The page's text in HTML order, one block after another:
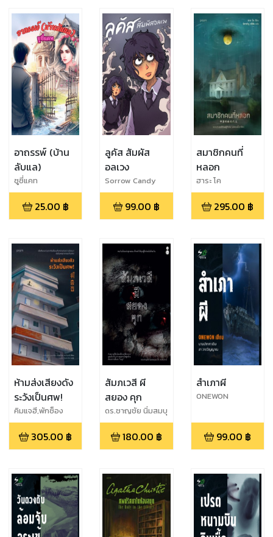
อาถรรพ์ (บ้าน
ลับแล)
ซูซี่แคท
25.00 ฿
ลูคัส สัมผัส
อลเวง
Sorrow Candy
99.00 ฿
สมาชิกคนที่
หลอก
ฮาระ โค
295.00 ฿
ห้ามส่งเสียงดัง
ระวังเป็นศพ!
คิมแจฮี,พักซ็อง
ชิน,ยุนจาย็อง,ยังซู
รย็อน305.00 ฿
สัมภเวสี ผี
สยอง คุก
ดร.ชาญชัย นิ่มสมบุ
รณ์
180.00 ฿
สำเภาผี
ONEWON
99.00 ฿